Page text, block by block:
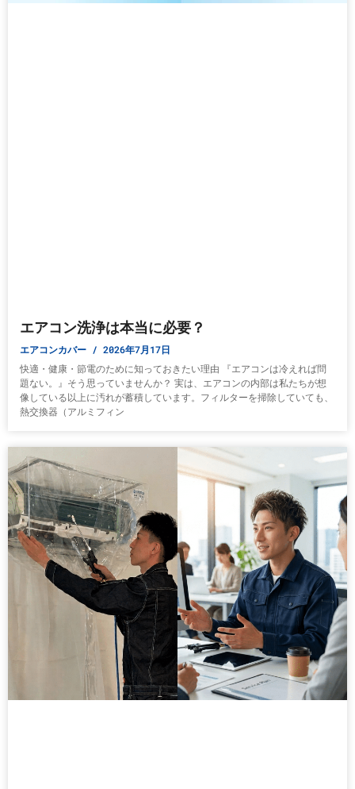
エアコン洗浄は本当に必要？
エアコンカバー 2026年7月17日
快適・健康・節電のために知っておきたい理由 『エアコンは冷えれば問
題ない。』そう思っていませんか？ 実は、エアコンの内部は私たちが想
像している以上に汚れが蓄積しています。フィルターを掃除していても、
熱交換器（アルミフィン